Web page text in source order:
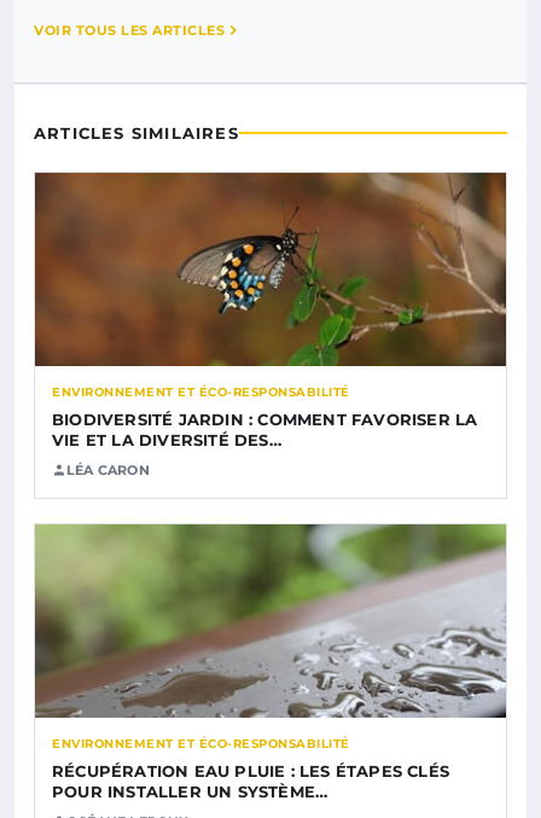
VOIR TOUS LES ARTICLES
ARTICLES SIMILAIRES
ENVIRONNEMENT ET ÉCO-RESPONSABILITÉ
BIODIVERSITÉ JARDIN : COMMENT FAVORISER LA
VIE ET LA DIVERSITÉ DES…
LÉA CARON
ENVIRONNEMENT ET ÉCO-RESPONSABILITÉ
RÉCUPÉRATION EAU PLUIE : LES ÉTAPES CLÉS
POUR INSTALLER UN SYSTÈME…